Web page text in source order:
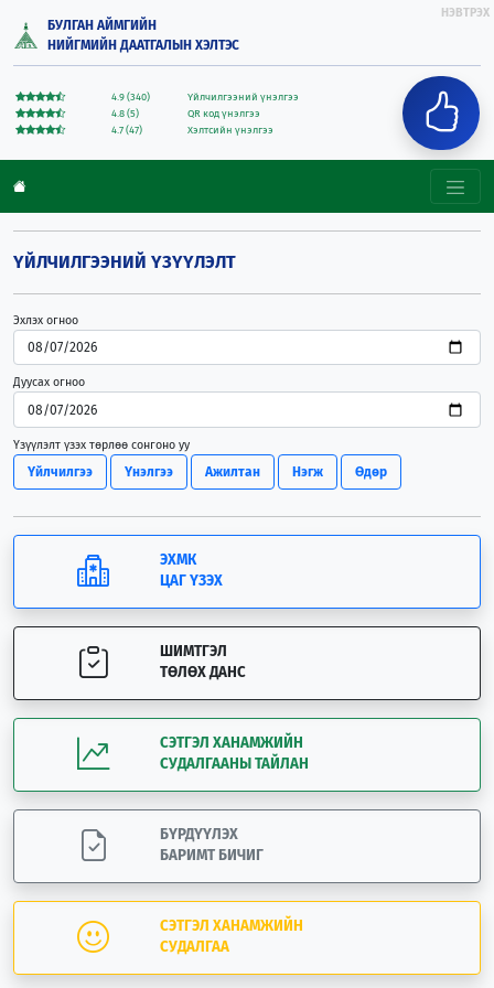
БУЛГАН АЙМГИЙН
НИЙГМИЙН ДААТГАЛЫН ХЭЛТЭС
4.9 (340)
Үйлчилгээний үнэлгээ
4.8 (5)
QR код үнэлгээ
4.7 (47)
Хэлтсийн үнэлгээ
НЭВТРЭХ
ҮЙЛЧИЛГЭЭНИЙ ҮЗҮҮЛЭЛТ
Эхлэх огноо
Дуусах огноо
Үзүүлэлт үзэх төрлөө сонгоно уу
Үйлчилгээ Үнэлгээ Ажилтан Нэгж Өдөр
ЭХМК
ЦАГ ҮЗЭХ
ШИМТГЭЛ
ТӨЛӨХ ДАНС
СЭТГЭЛ ХАНАМЖИЙН
СУДАЛГААНЫ ТАЙЛАН
БҮРДҮҮЛЭХ
БАРИМТ БИЧИГ
СЭТГЭЛ ХАНАМЖИЙН
СУДАЛГАА